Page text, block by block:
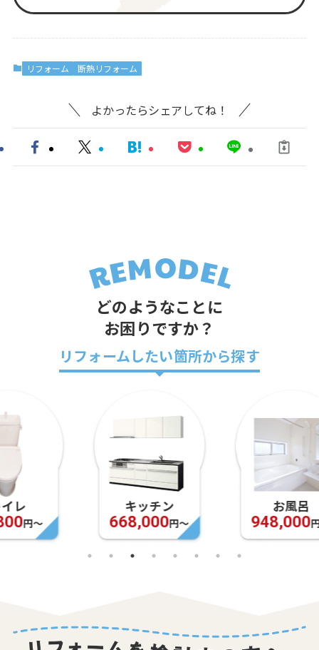
リフォーム 断熱リフォーム
よかったらシェアしてね！
どのようなことに
お困りですか？
リフォームしたい箇所から探す
668,000
円〜
948,000
円〜